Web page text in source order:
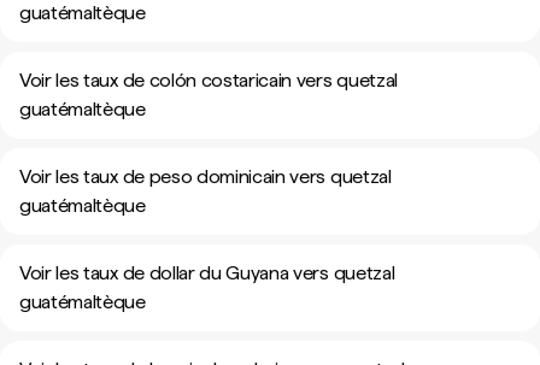
guatémaltèque
Voir les taux de colón costaricain vers quetzal
guatémaltèque
Voir les taux de peso dominicain vers quetzal
guatémaltèque
Voir les taux de dollar du Guyana vers quetzal
guatémaltèque